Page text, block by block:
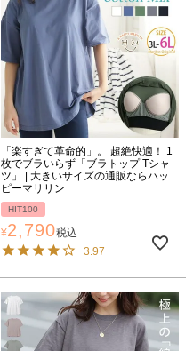
「楽すぎて革命的」。 超絶快適！ 1
枚でブラいらず「ブラトップ Tシャ
ツ」 | 大きいサイズの通販ならハッ
ピーマリリン
HIT100
¥2,790税込
3.97